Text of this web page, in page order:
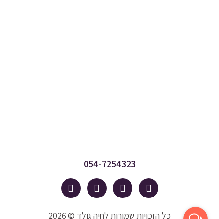
054-7254323
כל הזכויות שמורות לחיה גולד © 2026